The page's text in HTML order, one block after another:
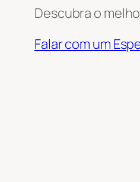
Descubra o
Falar com um